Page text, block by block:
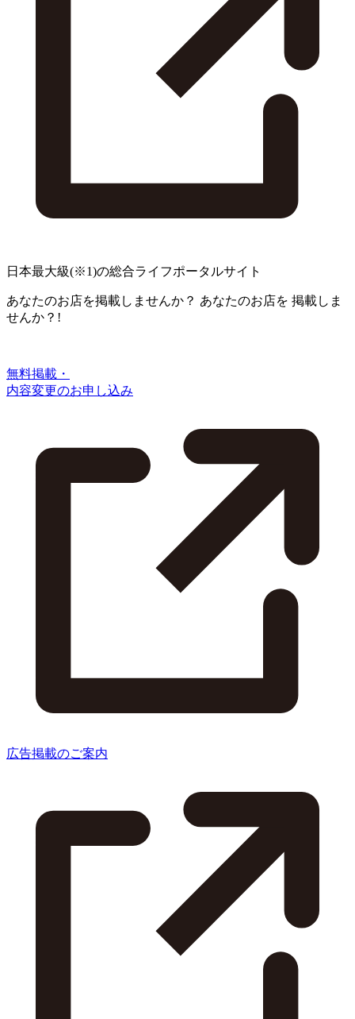
日本最大級(※1)の総合ライフポータルサイト
あなたのお店を掲載しませんか？ あなたのお店を 掲載しま
せんか？!
無料掲載・
内容変更のお申し込み
広告掲載のご案内